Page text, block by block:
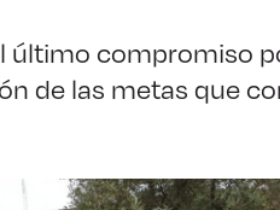
último compromiso
de las metas que